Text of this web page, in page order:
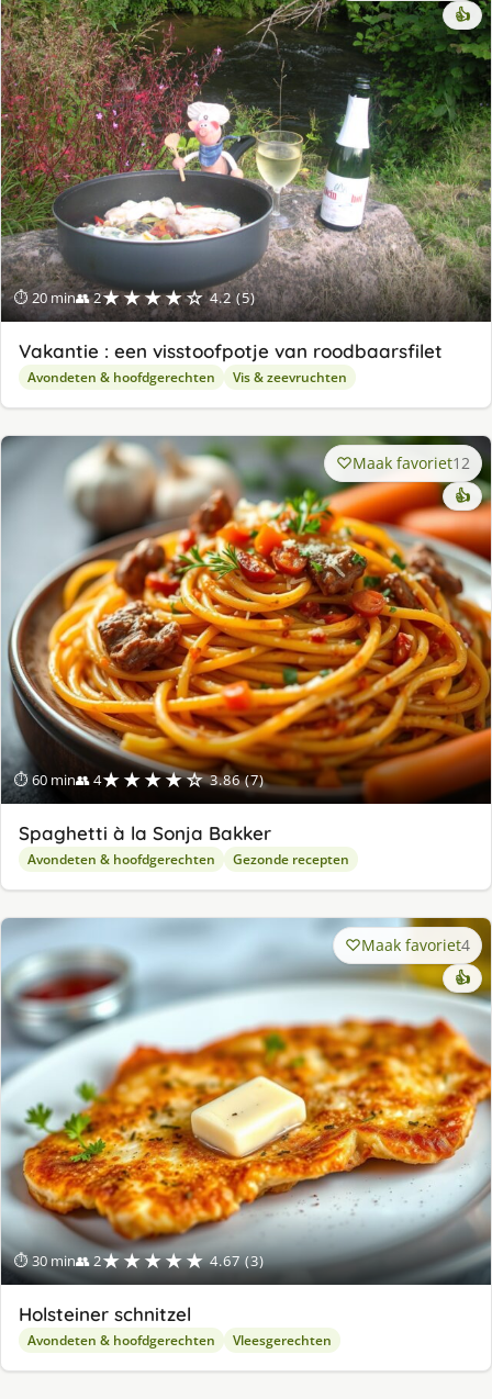
⏱ 20 min👥 2★★★★☆ 4.2 (5)
👍
Vakantie : een visstoofpotje van roodbaarsfilet
Avondeten & hoofdgerechten Vis & zeevruchten
⏱ 60 min👥 4★★★★☆ 3.86 (7)
Maak favoriet12
👍
Spaghetti à la Sonja Bakker
Avondeten & hoofdgerechten Gezonde recepten
⏱ 30 min👥 2★★★★★ 4.67 (3)
Maak favoriet4
👍
Holsteiner schnitzel
Avondeten & hoofdgerechten Vleesgerechten